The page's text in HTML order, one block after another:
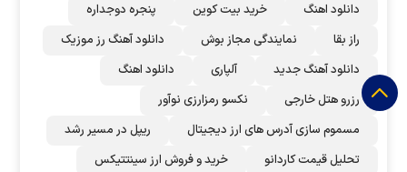
دانلود اهنگ خرید بیت کوین
پنجره دوجداره
راز بقا
نمایندگی مجاز بوش
دانلود آهنگ رز‌ موزیک
دانلود آهنگ جدید
آلپاری
دانلود اهنگ
رزرو هتل خارجی
نکسو رمزارزی نوآور
مسموم سازی آدرس های ارز دیجیتال
ریپل در مسیر رشد
تحلیل قیمت کاردانو
خرید و فروش ارز سینتتیکس